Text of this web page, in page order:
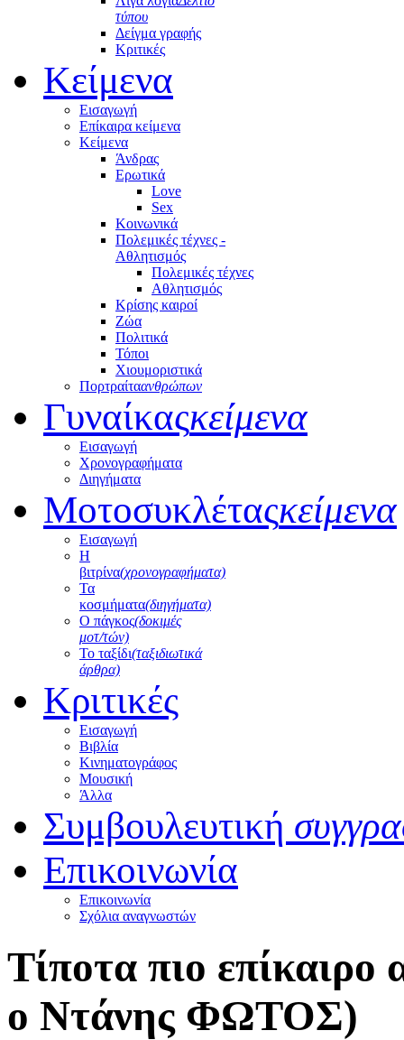
τύπου
Δείγμα γραφής
Κριτικές
Κείμενα
Εισαγωγή
Επίκαιρα κείμενα
Κείμενα
Άνδρας
Ερωτικά
Love
Sex
Κοινωνικά
Πολεμικές τέχνες -
Αθλητισμός
Πολεμικές τέχνες
Αθλητισμός
Κρίσης καιροί
Ζώα
Πολιτικά
Τόποι
Χιουμοριστικά
Πορτραίταανθρώπων
Γυναίκαςκείμενα
Εισαγωγή
Χρονογραφήματα
Διηγήματα
Μοτοσυκλέταςκείμενα
Εισαγωγή
Η
βιτρίνα(χρονογραφήματα)
Τα
κοσμήματα(διηγήματα)
Ο πάγκος(δοκιμές
μοτ/τών)
Το ταξίδι(ταξιδιωτικά
άρθρα)
Κριτικές
Εισαγωγή
Βιβλία
Κινηματογράφος
Μουσική
Άλλα
Συμβουλευτική
Επικοινωνία
Επικοινωνία
Σχόλια αναγνωστών
Τίποτα πιο
ο Ντάνης ΦΩΤΟΣ)